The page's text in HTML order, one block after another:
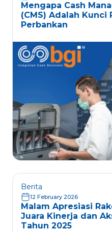
Mengapa Cash
(CMS) Adalah
Perbankan
Berita
12 February 2026
Malam Apresiasi
Juara Kinerja dan
Tahun 2025